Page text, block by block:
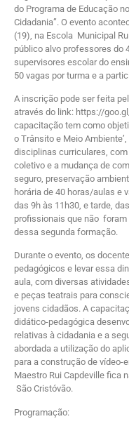
do Programa de Educação
Cidadania”. O evento
(19), na Escola Municipal
público alvo professores do
supervisores escolar do
50 vagas por turma e a
A inscrição pode ser feita
através do link: https://
capacitação tem como
o Trânsito e Meio Ambiente’
disciplinas curriculares,
coletivo e a mudança de
seguro, preservação
horária de 40 horas/aulas e
das 9h às 11h30, e tarde,
profissionais que não foram
dessa segunda formação.
Durante o evento, os
pedagógicos e levar essa
aula, com diversas
e peças teatrais para
jovens cidadãos. A
didático-pedagógica
relativas à cidadania e a
abordada a utilização do
para a construção de vídeo-
Maestro Rui Capdeville fica
São Cristóvão.
Programação: